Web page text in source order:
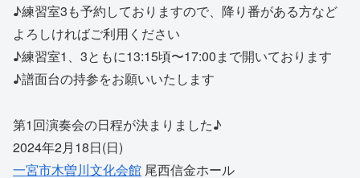
♪練習室3も予約しておりますので、降り番がある方など
よろしければご利用ください
♪練習室1、3ともに13:15頃〜17:00まで開いております
♪譜面台の持参をお願いいたします
第1回演奏会の日程が決まりました♪
2024年2月18日(日)
一宮市木曽川文化会館 尾西信金ホール